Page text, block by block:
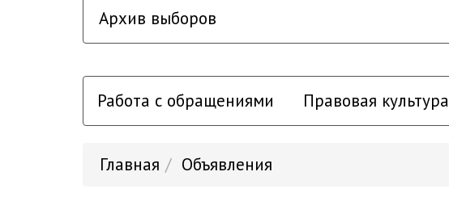
Архив выборов
Работа с обращениями Правовая культура
Главная Объявления